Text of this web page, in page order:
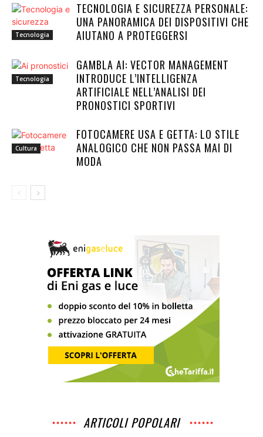
Tecnologia
TECNOLOGIA E SICUREZZA PERSONALE:
UNA PANORAMICA DEI DISPOSITIVI CHE
AIUTANO A PROTEGGERSI
Tecnologia
GAMBLA AI: VECTOR MANAGEMENT
INTRODUCE L’INTELLIGENZA
ARTIFICIALE NELL’ANALISI DEI
PRONOSTICI SPORTIVI
Cultura
FOTOCAMERE USA E GETTA: LO STILE
ANALOGICO CHE NON PASSA MAI DI
MODA
ARTICOLI POPOLARI